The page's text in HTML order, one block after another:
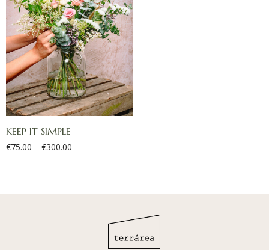
KEEP IT SIMPLE
€75.00 – €300.00